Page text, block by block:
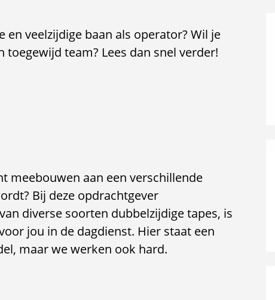
en veelzijdige baan als operator? Wil je
team? Lees dan snel verder!
meebouwen aan een verschillende
Bij deze opdrachtgever
diverse soorten dubbelzijdige tapes, is
jou in de dagdienst. Hier staat een
maar we werken ook hard.